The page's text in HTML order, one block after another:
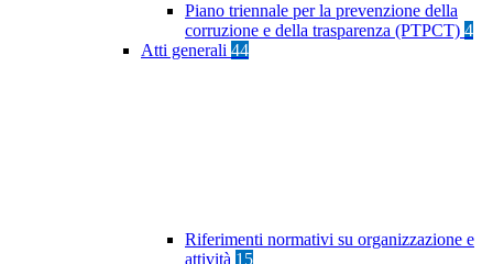
Piano triennale per la prevenzione della
corruzione e della trasparenza (PTPCT) 4
Atti generali 44
Riferimenti normativi su organizzazione e
attività 15